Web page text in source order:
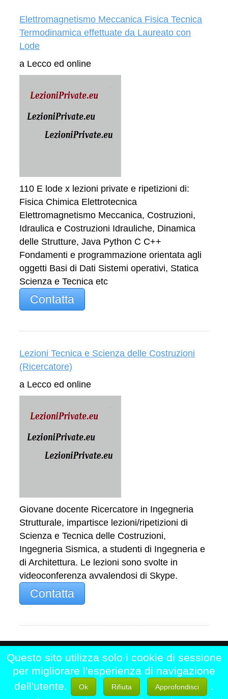
Elettromagnetismo Meccanica Fisica Tecnica
Termodinamica effettuate da Laureato con
Lode
a Lecco ed online
110 E lode x lezioni private e ripetizioni di:
Fisica Chimica Elettrotecnica
Elettromagnetismo Meccanica, Costruzioni,
Idraulica e Costruzioni Idrauliche, Dinamica
delle Strutture, Java Python C C++
Fondamenti e programmazione orientata agli
oggetti Basi di Dati Sistemi operativi, Statica
Scienza e Tecnica etc
Contatta
Lezioni Tecnica e Scienza delle Costruzioni
(Ricercatore)
a Lecco ed online
Giovane docente Ricercatore in Ingegneria
Strutturale, impartisce lezioni/ripetizioni di
Scienza e Tecnica delle Costruzioni,
Ingegneria Sismica, a studenti di Ingegneria e
di Architettura. Le lezioni sono svolte in
videoconferenza avvalendosi di Skype.
Contatta
Home | Chi siamo| Contattaci |
Registrati| Disclaimer
LezioniPrivate.eu - Professori di Matematica
Questo sito utilizza solo i cookie di sessione
per migliorare l'esperienza di navigazione
dell'utente.
Ok Rifiuta Approfondisci